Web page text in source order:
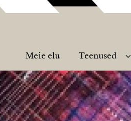
Meie elu Teenused